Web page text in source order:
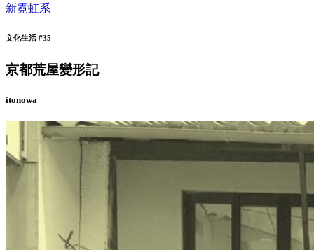
新霓虹系
文化生活 #35
京都荒屋變形記
itonowa